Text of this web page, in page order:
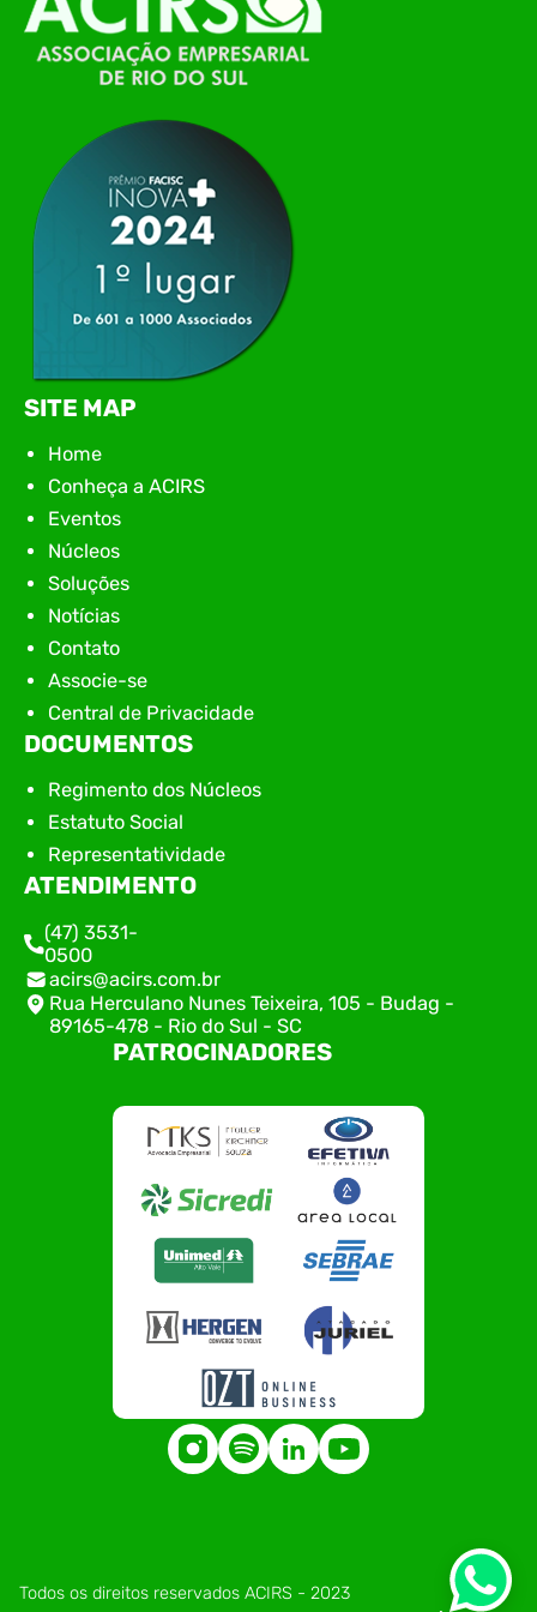
de Tecnologia da Informação do Alto Vale do
Itajaí, realizou, no dia 21 de julho, o evento
Conexão Tech NIAVI, reunindo empresas de
tecnologia da região para uma noite de
apresentação de novas iniciativas para o setor. O
encontro aconteceu em Rio…
SITE MAP
Home
Conheça a ACIRS
Eventos
Núcleos
Soluções
Notícias
Contato
Associe-se
Central de Privacidade
DOCUMENTOS
Regimento dos Núcleos
Estatuto Social
Representatividade
ATENDIMENTO
(47) 3531-
0500
acirs@acirs.com.br
Rua Herculano Nunes Teixeira, 105 - Budag -
89165-478 - Rio do Sul - SC
PATROCINADORES
Todos os direitos reservados ACIRS - 2023